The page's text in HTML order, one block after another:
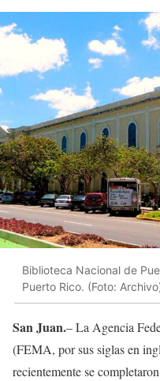
Biblioteca Nacional de
Puerto Rico. (Foto:
San Juan.– La Agencia
(FEMA, por sus siglas en
recientemente se